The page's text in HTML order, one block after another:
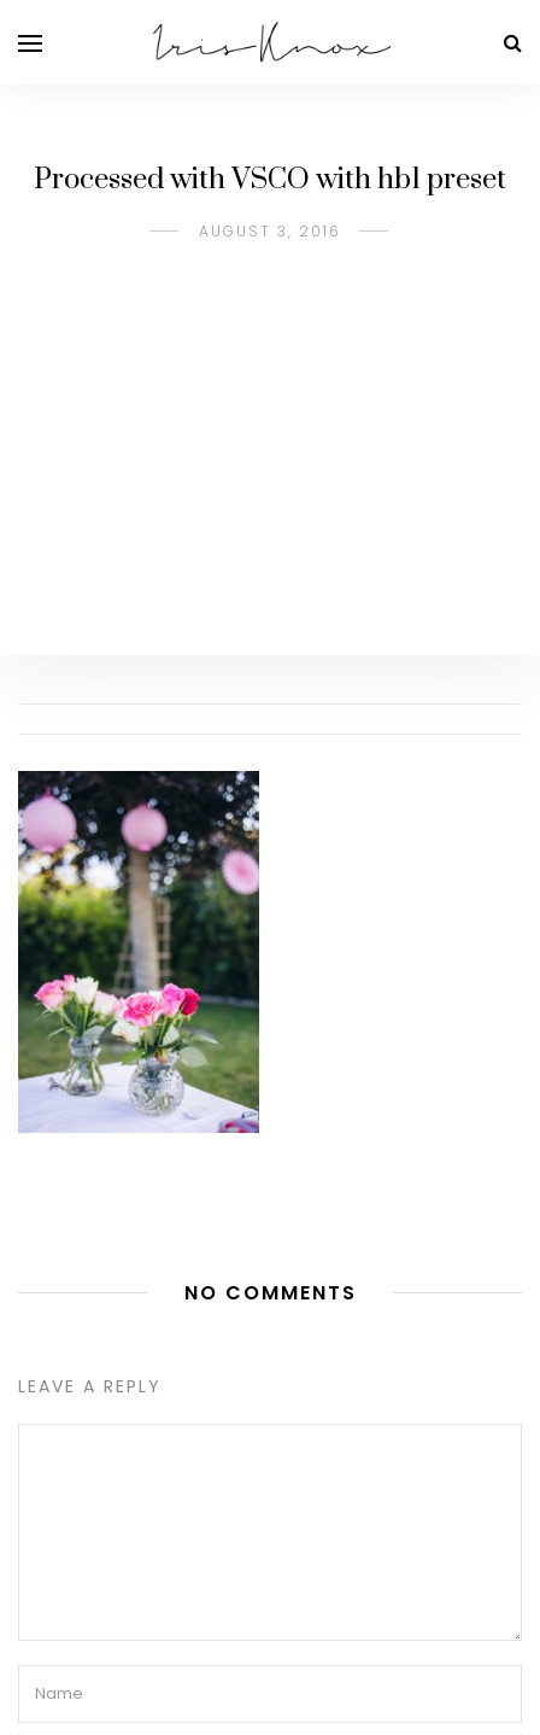
Processed with VSCO with hb1 preset
AUGUST 3, 2016
NO COMMENTS
LEAVE A REPLY